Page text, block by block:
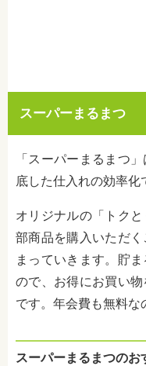
スーパーまるまつ
「スーパーまるまつ
底した仕入れの効率化
オリジナルの「トク
部商品を購入いただ
まっていきます。貯
ので、お得にお買い
です。年会費も無料な
スーパーまるまつのお